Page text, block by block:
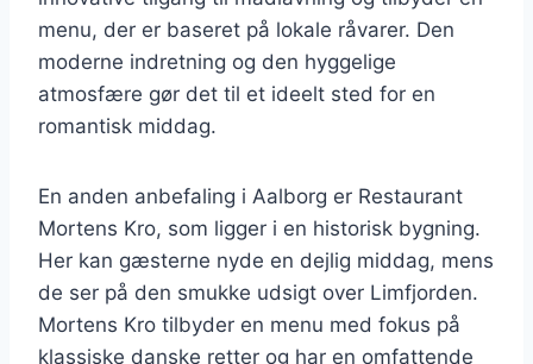
menu, der er baseret på lokale råvarer. Den
moderne indretning og den hyggelige
atmosfære gør det til et ideelt sted for en
romantisk middag.
En anden anbefaling i Aalborg er Restaurant
Mortens Kro, som ligger i en historisk bygning.
Her kan gæsterne nyde en dejlig middag, mens
de ser på den smukke udsigt over Limfjorden.
Mortens Kro tilbyder en menu med fokus på
klassiske danske retter og har en omfattende